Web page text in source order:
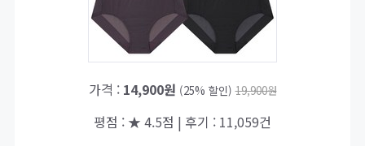
가격 : 14,900원 (25% 할인) 19,900원
평점 : ★ 4.5점 | 후기 : 11,059건